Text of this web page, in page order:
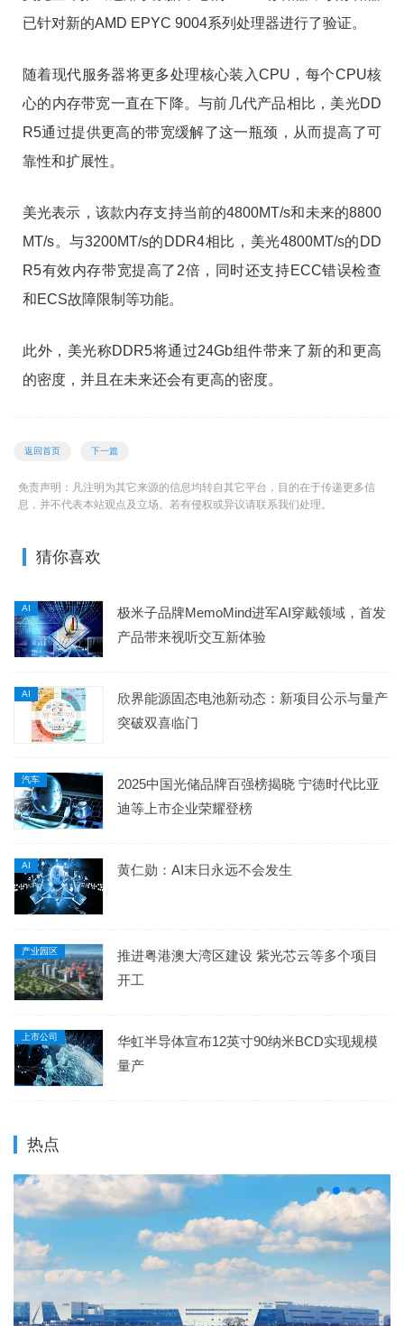
已针对新的AMD EPYC 9004系列处理器进行了验证。
随着现代服务器将更多处理核心装入CPU，每个CPU核
心的内存带宽一直在下降。与前几代产品相比，美光DD
R5通过提供更高的带宽缓解了这一瓶颈，从而提高了可
靠性和扩展性。
美光表示，该款内存支持当前的4800MT/s和未来的8800
MT/s。与3200MT/s的DDR4相比，美光4800MT/s的DD
R5有效内存带宽提高了2倍，同时还支持ECC错误检查
和ECS故障限制等功能。
此外，美光称DDR5将通过24Gb组件带来了新的和更高
的密度，并且在未来还会有更高的密度。
返回首页 下一篇
免责声明：凡注明为其它来源的信息均转自其它平台，目的在于传递更多信
息，并不代表本站观点及立场。若有侵权或异议请联系我们处理。
猜你喜欢
AI
极米子品牌MemoMind进军AI穿戴领域，首发
产品带来视听交互新体验
AI
欣界能源固态电池新动态：新项目公示与量产
突破双喜临门
汽车
2025中国光储品牌百强榜揭晓 宁德时代比亚
迪等上市企业荣耀登榜
AI 黄仁勋：AI末日永远不会发生
产业园区
推进粤港澳大湾区建设 紫光芯云等多个项目
开工
上市公司
华虹半导体宣布12英寸90纳米BCD实现规模
量产
热点